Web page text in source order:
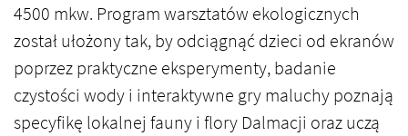
4500 mkw. Program warsztatów ekologicznych
został ułożony tak, by odciągnąć dzieci od ekranów
poprzez praktyczne eksperymenty, badanie
czystości wody i interaktywne gry maluchy poznają
specyfikę lokalnej fauny i flory Dalmacji oraz uczą